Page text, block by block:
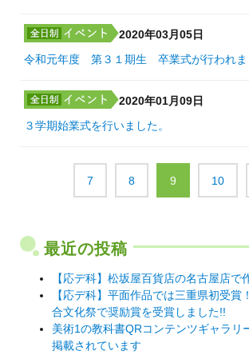
2020年03月05日
令和元年度 第３１期生 卒業式が行われま
2020年01月09日
３学期始業式を行いました。
7 8 9 10
最近の投稿
【応デ科】松坂屋百貨店の名古屋店で
【応デ科】平面作品では三重県初受賞
合文化祭で奨励賞を受賞しました!!
美術1の教科書QRコンテンツギャラリ
掲載されています